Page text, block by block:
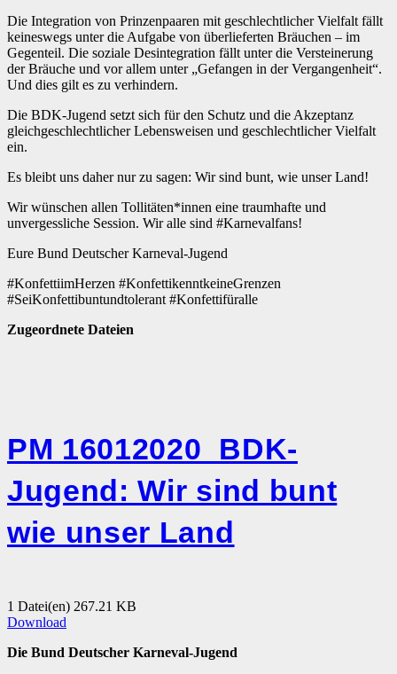
Die Integration von Prinzenpaaren mit geschlechtlicher Vielfalt fällt
keineswegs unter die Aufgabe von überlieferten Bräuchen – im
Gegenteil. Die soziale Desintegration fällt unter die Versteinerung
der Bräuche und vor allem unter „Gefangen in der Vergangenheit“.
Und dies gilt es zu verhindern.
Die BDK-Jugend setzt sich für den Schutz und die Akzeptanz
gleichgeschlechtlicher Lebensweisen und geschlechtlicher Vielfalt
ein.
Es bleibt uns daher nur zu sagen: Wir sind bunt, wie unser Land!
Wir wünschen allen Tollitäten*innen eine traumhafte und
unvergessliche Session. Wir alle sind #Karnevalfans!
Eure Bund Deutscher Karneval-Jugend
#KonfettiimHerzen #KonfettikenntkeineGrenzen
#SeiKonfettibuntundtolerant #Konfettifüralle
Zugeordnete Dateien
PM 16012020_BDK-
Jugend: Wir sind bunt
wie unser Land
1 Datei(en) 267.21 KB
Download
Die Bund Deutscher Karneval-Jugend